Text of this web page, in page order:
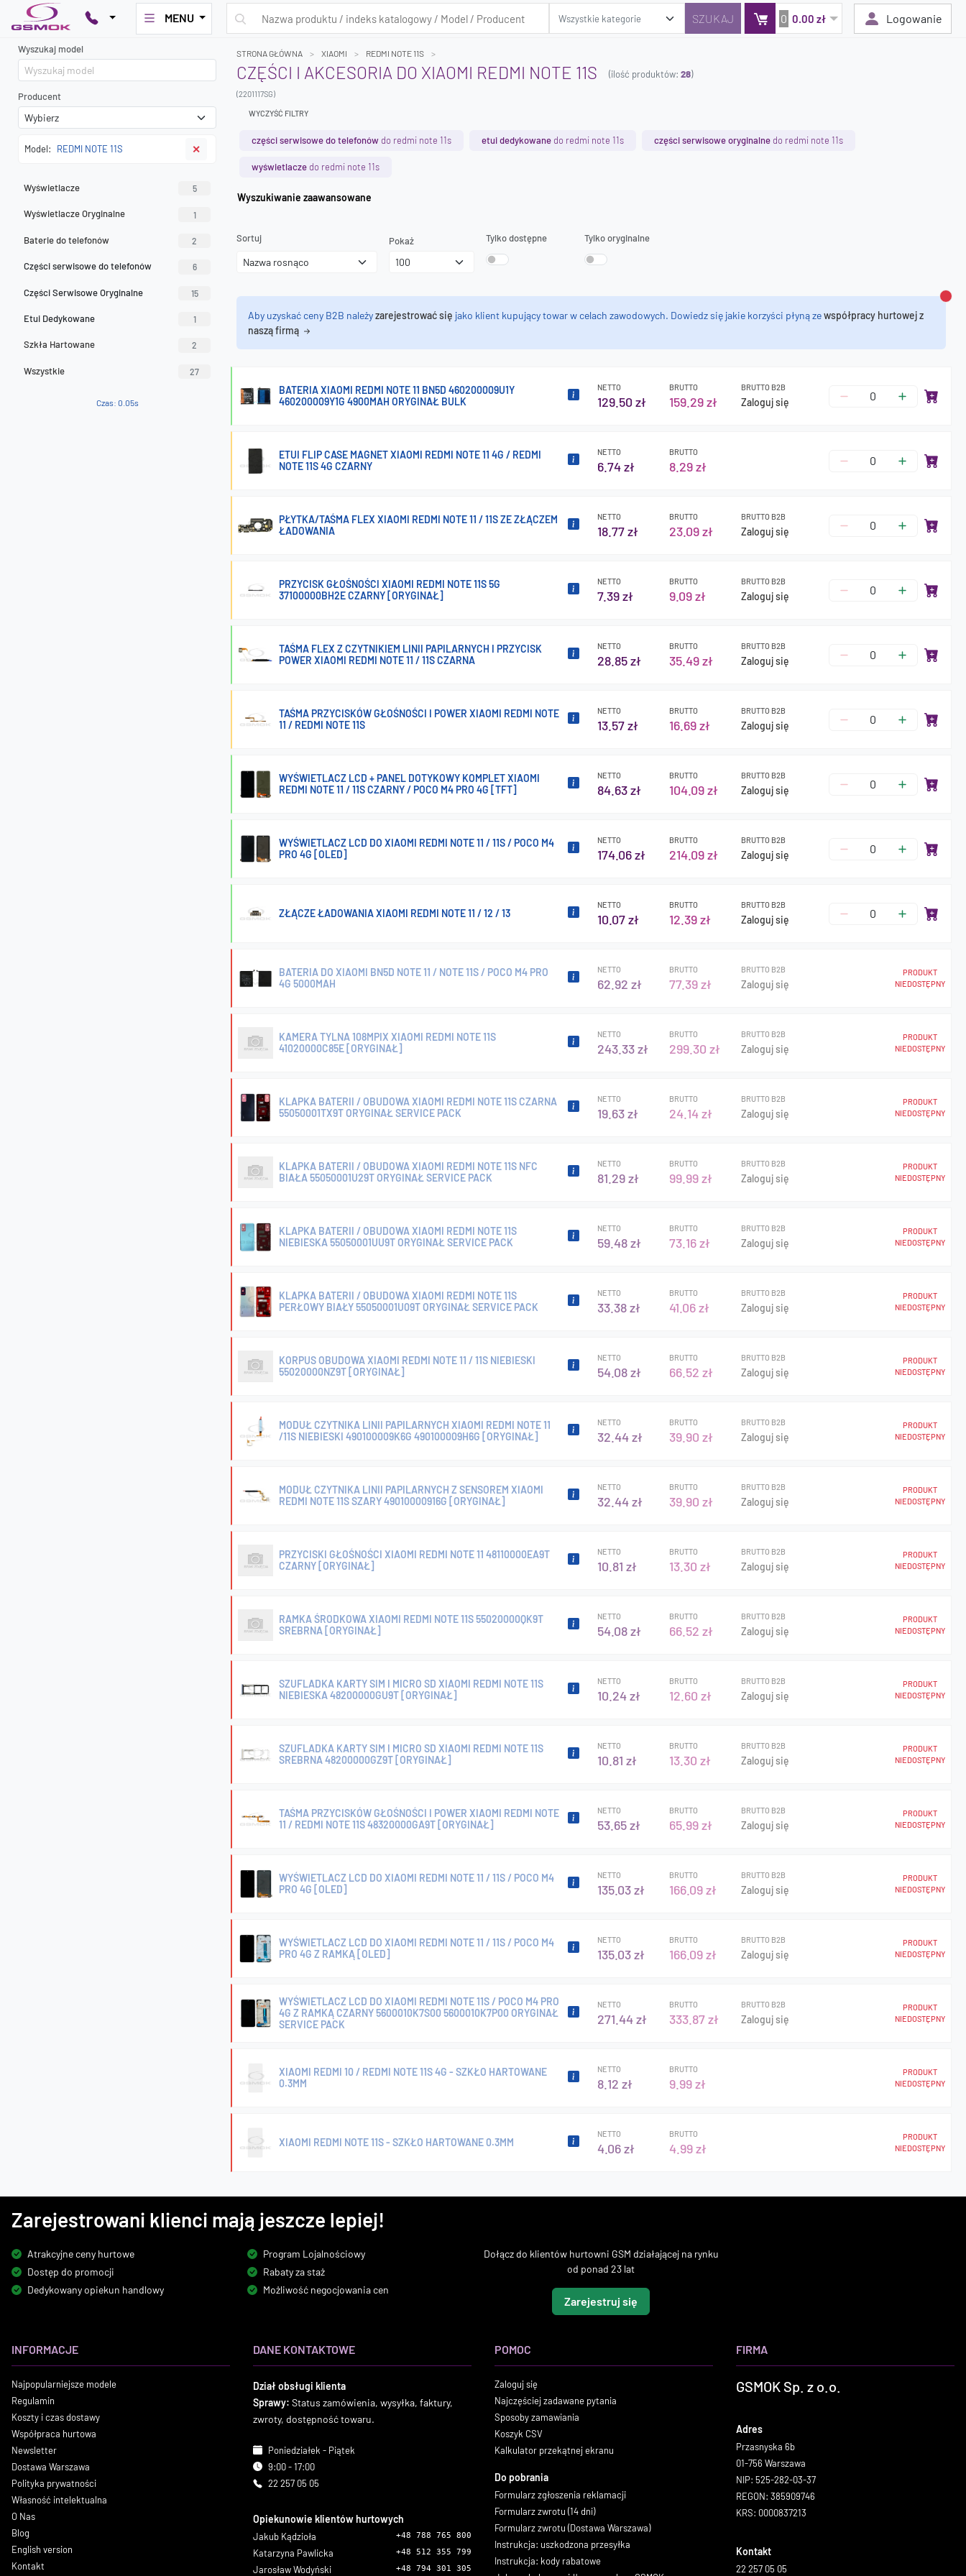
MENU 0 0.00 zł Logowanie
Wyszukaj model
Producent
Model: REDMI NOTE 11S ✕
Wyświetlacze 5
Wyświetlacze Oryginalne 1
Baterie do telefonów 2
Części serwisowe do telefonów 6
Części Serwisowe Oryginalne 15
Etui Dedykowane 1
Szkła Hartowane 2
Wszystkie 27
Czas: 0.05s
STRONA GŁÓWNA XIAOMI REDMI NOTE 11S
CZĘŚCI I AKCESORIA DO XIAOMI REDMI NOTE 11S (ilość produktów: 28)
(2201117SG)
WYCZYŚĆ FILTRY
części serwisowe do telefonów do redmi note 11s etui dedykowane do redmi note 11s części serwisowe oryginalne do redmi note 11s
wyświetlacze do redmi note 11s
Wyszukiwanie zaawansowane
Sortuj Pokaż Tylko dostępne Tylko oryginalne
Aby uzyskać ceny B2B należyzarejestrować się jako klient kupujący towar w celach zawodowych. Dowiedz się jakie korzyści płyną zewspółpracy hurtowej z
naszą firmą
BATERIA XIAOMI REDMI NOTE 11 BN5D 460200009U1Y
460200009Y1G 4900MAH ORYGINAŁ BULK
NETTO
129.50 zł
BRUTTO
159.29 zł
BRUTTO B2B
Zaloguj się
ETUI FLIP CASE MAGNET XIAOMI REDMI NOTE 11 4G / REDMI
NOTE 11S 4G CZARNY
NETTO
6.74 zł
BRUTTO
8.29 zł
PŁYTKA/TAŚMA FLEX XIAOMI REDMI NOTE 11 / 11S ZE ZŁĄCZEM
ŁADOWANIA
NETTO
18.77 zł
BRUTTO
23.09 zł
BRUTTO B2B
Zaloguj się
PRZYCISK GŁOŚNOŚCI XIAOMI REDMI NOTE 11S 5G
37100000BH2E CZARNY [ORYGINAŁ]
NETTO
7.39 zł
BRUTTO
9.09 zł
BRUTTO B2B
Zaloguj się
TAŚMA FLEX Z CZYTNIKIEM LINII PAPILARNYCH I PRZYCISK
POWER XIAOMI REDMI NOTE 11 / 11S CZARNA
NETTO
28.85 zł
BRUTTO
35.49 zł
BRUTTO B2B
Zaloguj się
TAŚMA PRZYCISKÓW GŁOŚNOŚCI I POWER XIAOMI REDMI NOTE
11 / REDMI NOTE 11S
NETTO
13.57 zł
BRUTTO
16.69 zł
BRUTTO B2B
Zaloguj się
WYŚWIETLACZ LCD + PANEL DOTYKOWY KOMPLET XIAOMI
REDMI NOTE 11 / 11S CZARNY / POCO M4 PRO 4G [TFT]
NETTO
84.63 zł
BRUTTO
104.09 zł
BRUTTO B2B
Zaloguj się
WYŚWIETLACZ LCD DO XIAOMI REDMI NOTE 11 / 11S / POCO M4
PRO 4G [OLED]
NETTO
174.06 zł
BRUTTO
214.09 zł
BRUTTO B2B
Zaloguj się
ZŁĄCZE ŁADOWANIA XIAOMI REDMI NOTE 11 / 12 / 13
NETTO
10.07 zł
BRUTTO
12.39 zł
BRUTTO B2B
Zaloguj się
BATERIA DO XIAOMI BN5D NOTE 11 / NOTE 11S / POCO M4 PRO
4G 5000MAH
NETTO
62.92 zł
BRUTTO
77.39 zł
BRUTTO B2B
Zaloguj się
PRODUKT
NIEDOSTĘPNY
KAMERA TYLNA 108MPIX XIAOMI REDMI NOTE 11S
41020000C85E [ORYGINAŁ]
NETTO
243.33 zł
BRUTTO
299.30 zł
BRUTTO B2B
Zaloguj się
PRODUKT
NIEDOSTĘPNY
KLAPKA BATERII / OBUDOWA XIAOMI REDMI NOTE 11S CZARNA
55050001TX9T ORYGINAŁ SERVICE PACK
NETTO
19.63 zł
BRUTTO
24.14 zł
BRUTTO B2B
Zaloguj się
PRODUKT
NIEDOSTĘPNY
KLAPKA BATERII / OBUDOWA XIAOMI REDMI NOTE 11S NFC
BIAŁA 55050001U29T ORYGINAŁ SERVICE PACK
NETTO
81.29 zł
BRUTTO
99.99 zł
BRUTTO B2B
Zaloguj się
PRODUKT
NIEDOSTĘPNY
KLAPKA BATERII / OBUDOWA XIAOMI REDMI NOTE 11S
NIEBIESKA 55050001UU9T ORYGINAŁ SERVICE PACK
NETTO
59.48 zł
BRUTTO
73.16 zł
BRUTTO B2B
Zaloguj się
PRODUKT
NIEDOSTĘPNY
KLAPKA BATERII / OBUDOWA XIAOMI REDMI NOTE 11S
PERŁOWY BIAŁY 55050001U09T ORYGINAŁ SERVICE PACK
NETTO
33.38 zł
BRUTTO
41.06 zł
BRUTTO B2B
Zaloguj się
PRODUKT
NIEDOSTĘPNY
KORPUS OBUDOWA XIAOMI REDMI NOTE 11 / 11S NIEBIESKI
55020000NZ9T [ORYGINAŁ]
NETTO
54.08 zł
BRUTTO
66.52 zł
BRUTTO B2B
Zaloguj się
PRODUKT
NIEDOSTĘPNY
MODUŁ CZYTNIKA LINII PAPILARNYCH XIAOMI REDMI NOTE 11
/11S NIEBIESKI 490100009K6G 490100009H6G [ORYGINAŁ]
NETTO
32.44 zł
BRUTTO
39.90 zł
BRUTTO B2B
Zaloguj się
PRODUKT
NIEDOSTĘPNY
MODUŁ CZYTNIKA LINII PAPILARNYCH Z SENSOREM XIAOMI
REDMI NOTE 11S SZARY 49010000916G [ORYGINAŁ]
NETTO
32.44 zł
BRUTTO
39.90 zł
BRUTTO B2B
Zaloguj się
PRODUKT
NIEDOSTĘPNY
PRZYCISKI GŁOŚNOŚCI XIAOMI REDMI NOTE 11 48110000EA9T
CZARNY [ORYGINAŁ]
NETTO
10.81 zł
BRUTTO
13.30 zł
BRUTTO B2B
Zaloguj się
PRODUKT
NIEDOSTĘPNY
RAMKA ŚRODKOWA XIAOMI REDMI NOTE 11S 55020000QK9T
SREBRNA [ORYGINAŁ]
NETTO
54.08 zł
BRUTTO
66.52 zł
BRUTTO B2B
Zaloguj się
PRODUKT
NIEDOSTĘPNY
SZUFLADKA KARTY SIM I MICRO SD XIAOMI REDMI NOTE 11S
NIEBIESKA 48200000GU9T [ORYGINAŁ]
NETTO
10.24 zł
BRUTTO
12.60 zł
BRUTTO B2B
Zaloguj się
PRODUKT
NIEDOSTĘPNY
SZUFLADKA KARTY SIM I MICRO SD XIAOMI REDMI NOTE 11S
SREBRNA 48200000GZ9T [ORYGINAŁ]
NETTO
10.81 zł
BRUTTO
13.30 zł
BRUTTO B2B
Zaloguj się
PRODUKT
NIEDOSTĘPNY
TAŚMA PRZYCISKÓW GŁOŚNOŚCI I POWER XIAOMI REDMI NOTE
11 / REDMI NOTE 11S 48320000GA9T [ORYGINAŁ]
NETTO
53.65 zł
BRUTTO
65.99 zł
BRUTTO B2B
Zaloguj się
PRODUKT
NIEDOSTĘPNY
WYŚWIETLACZ LCD DO XIAOMI REDMI NOTE 11 / 11S / POCO M4
PRO 4G [OLED]
NETTO
135.03 zł
BRUTTO
166.09 zł
BRUTTO B2B
Zaloguj się
PRODUKT
NIEDOSTĘPNY
WYŚWIETLACZ LCD DO XIAOMI REDMI NOTE 11 / 11S / POCO M4
PRO 4G Z RAMKĄ [OLED]
NETTO
135.03 zł
BRUTTO
166.09 zł
BRUTTO B2B
Zaloguj się
PRODUKT
NIEDOSTĘPNY
WYŚWIETLACZ LCD DO XIAOMI REDMI NOTE 11S / POCO M4 PRO
4G Z RAMKĄ CZARNY 5600010K7S00 5600010K7P00 ORYGINAŁ
SERVICE PACK
NETTO
271.44 zł
BRUTTO
333.87 zł
BRUTTO B2B
Zaloguj się
PRODUKT
NIEDOSTĘPNY
XIAOMI REDMI 10 / REDMI NOTE 11S 4G - SZKŁO HARTOWANE
0.3MM
NETTO
8.12 zł
BRUTTO
9.99 zł
PRODUKT
NIEDOSTĘPNY
XIAOMI REDMI NOTE 11S - SZKŁO HARTOWANE 0.3MM
NETTO
4.06 zł
BRUTTO
4.99 zł
PRODUKT
NIEDOSTĘPNY
Zarejestrowani klienci mają jeszcze lepiej!
Atrakcyjne ceny hurtowe
Dostęp do promocji
Dedykowany opiekun handlowy
Program Lojalnościowy
Rabaty za staż
Możliwość negocjowania cen
Dołącz do klientów hurtowni GSM działającej na rynku
od ponad 23 lat
Zarejestruj się
INFORMACJE
Najpopularniejsze modele
Regulamin
Koszty i czas dostawy
Współpraca hurtowa
Newsletter
Dostawa Warszawa
Polityka prywatności
Własność intelektualna
O Nas
Blog
English version
Kontakt
DANE KONTAKTOWE
Dział obsługi klienta
Sprawy: Status zamówienia, wysyłka, faktury,
zwroty, dostępność towaru.
Poniedziałek - Piątek
9:00 - 17:00
22 257 05 05
Opiekunowie klientów hurtowych
Jakub Kądzioła +48 788 765 800
Katarzyna Pawlicka +48 512 355 799
Jarosław Wodyński +48 794 301 305
POMOC
Zaloguj się
Najczęściej zadawane pytania
Sposoby zamawiania
Koszyk CSV
Kalkulator przekątnej ekranu
Do pobrania
Formularz zgłoszenia reklamacji
Formularz zwrotu (14 dni)
Formularz zwrotu (Dostawa Warszawa)
Instrukcja: uszkodzona przesyłka
Instrukcja: kody rabatowe
FIRMA
GSMOK Sp. z o.o.
Adres
Przasnyska 6b
01-756 Warszawa
NIP: 525-282-03-37
REGON: 385909746
KRS: 0000837213
Kontakt
22 257 05 05